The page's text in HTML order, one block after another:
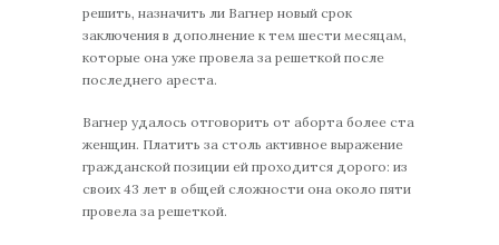
решить, назначить ли Вагнер новый срок
заключения в дополнение к тем шести месяцам,
которые она уже провела за решеткой после
последнего ареста.
Вагнер удалось отговорить от аборта более ста
женщин. Платить за столь активное выражение
гражданской позиции ей проходится дорого: из
своих 43 лет в общей сложности она около пяти
провела за решеткой.